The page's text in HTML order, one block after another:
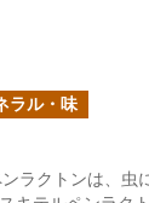
ラル・味
ラクトンは、虫